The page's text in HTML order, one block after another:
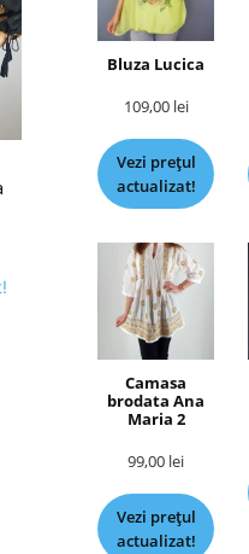
Bluza Lucica
109,00 lei
Vezi prețul
actualizat!
Camasa
brodata Ana
Maria 2
99,00 lei
Vezi prețul
actualizat!